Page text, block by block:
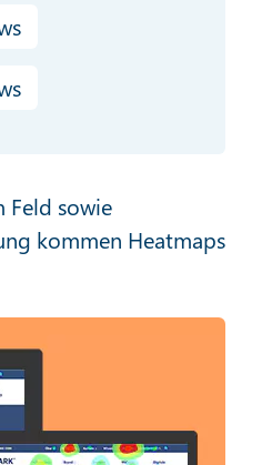
Feld sowie
kommen Heatmaps